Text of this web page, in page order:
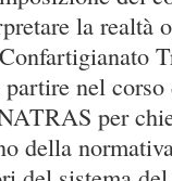
la realtà
nel
per
della